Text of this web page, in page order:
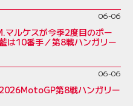
06-06
マルケスが今季2度目のポー
は10番手／第8戦ハンガリー
06-06
2026MotoGP第8戦ハンガリー